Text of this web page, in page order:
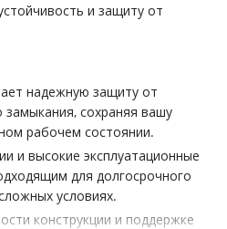
и защиту от
надежную защиту от
замыкания, сохраняя вашу
рабочем состоянии.
и высокие эксплуатационные
для долгосрочного
условиях.
конструкции и поддержке